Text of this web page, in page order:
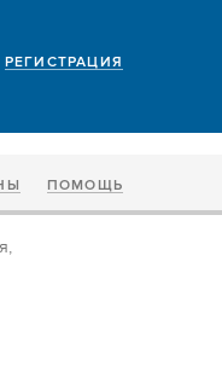
РЕГИСТРАЦИЯ
ПОМОЩЬ